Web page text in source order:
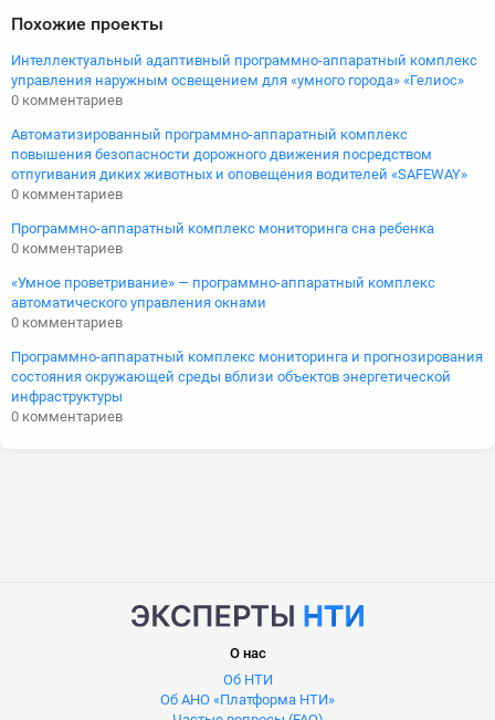
Похожие проекты
Интеллектуальный адаптивный программно-аппаратный комплекс
управления наружным освещением для «умного города» «Гелиос»
0 комментариев
Автоматизированный программно-аппаратный комплекс
повышения безопасности дорожного движения посредством
отпугивания диких животных и оповещения водителей «SAFEWAY»
0 комментариев
Программно-аппаратный комплекс мониторинга сна ребенка
0 комментариев
«Умное проветривание» — программно-аппаратный комплекс
автоматического управления окнами
0 комментариев
Программно-аппаратный комплекс мониторинга и прогнозирования
состояния окружающей среды вблизи объектов энергетической
инфраструктуры
0 комментариев
О нас
Об НТИ
Об АНО «Платформа НТИ»